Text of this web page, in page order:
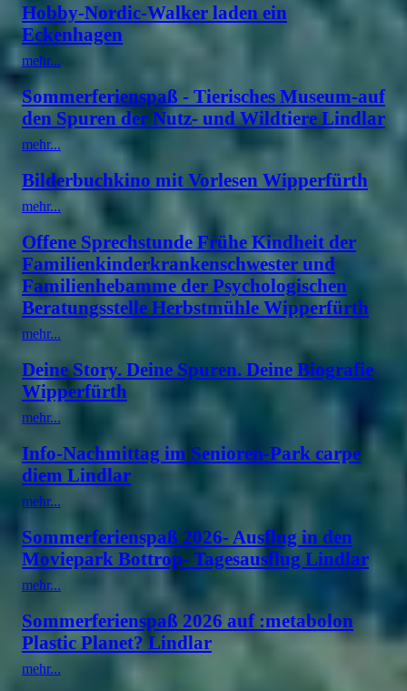
Hobby-Nordic-Walker laden ein
Eckenhagen
mehr...
Sommerferienspaß - Tierisches Museum-auf
den Spuren der Nutz- und Wildtiere Lindlar
mehr...
Bilderbuchkino mit Vorlesen Wipperfürth
mehr...
Offene Sprechstunde Frühe Kindheit der
Familienkinderkrankenschwester und
Familienhebamme der Psychologischen
Beratungsstelle Herbstmühle Wipperfürth
mehr...
Deine Story. Deine Spuren. Deine Biografie
Wipperfürth
mehr...
Info-Nachmittag im Senioren-Park carpe
diem Lindlar
mehr...
Sommerferienspaß 2026- Ausflug in den
Moviepark Bottrop- Tagesausflug Lindlar
mehr...
Sommerferienspaß 2026 auf :metabolon
Plastic Planet? Lindlar
mehr...